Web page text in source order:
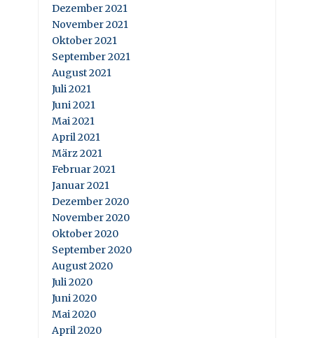
Dezember 2021
November 2021
Oktober 2021
September 2021
August 2021
Juli 2021
Juni 2021
Mai 2021
April 2021
März 2021
Februar 2021
Januar 2021
Dezember 2020
November 2020
Oktober 2020
September 2020
August 2020
Juli 2020
Juni 2020
Mai 2020
April 2020